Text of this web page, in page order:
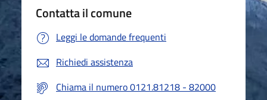
Contatta il comune
Leggi le domande frequenti
Richiedi assistenza
Chiama il numero 0121.81218 - 82000